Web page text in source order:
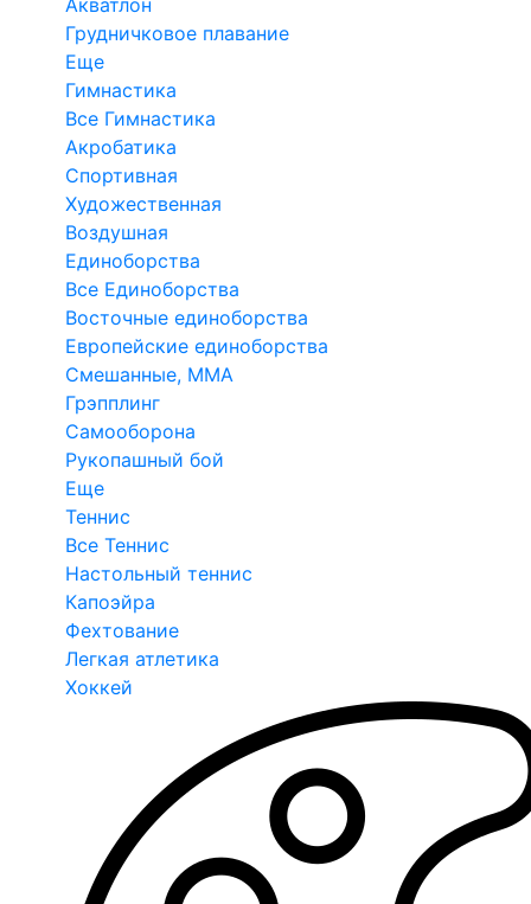
Акватлон
Грудничковое плавание
Еще
Гимнастика
Все Гимнастика
Акробатика
Спортивная
Художественная
Воздушная
Единоборства
Все Единоборства
Восточные единоборства
Европейские единоборства
Смешанные, ММА
Грэпплинг
Самооборона
Рукопашный бой
Еще
Теннис
Все Теннис
Настольный теннис
Капоэйра
Фехтование
Легкая атлетика
Хоккей